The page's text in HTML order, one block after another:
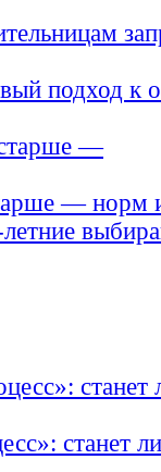
подход к
— норм
станет